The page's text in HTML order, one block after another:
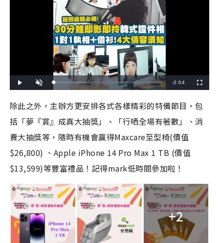
l
n
t
e
L
e
d
2
9
6
%
R
a
i
n
i
n
g
T
i
-2:04
u
s
c
e
除此之外，主辦方更安排各式各樣精彩的特備節目，包
括「夢『賞』成真大抽獎」、「行哂全場有著數」、消
費大抽獎等，隨時有機會贏得Maxcare至型椅(價值
$26,800) 、 Apple iPhone 14 Pro Max 1 TB (價值
$13,599)等豐富禮品！記得mark低時間參加啦！
+2